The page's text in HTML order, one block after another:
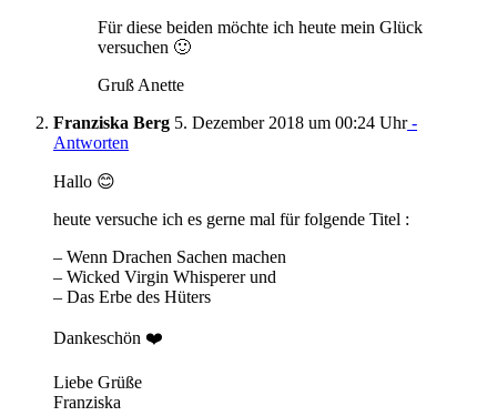
Für diese beiden möchte ich heute mein Glück
versuchen 🙂
Gruß Anette
Franziska Berg 5. Dezember 2018 um 00:24 Uhr-
Antworten
Hallo 😊
heute versuche ich es gerne mal für folgende Titel :
– Wenn Drachen Sachen machen
– Wicked Virgin Whisperer und
– Das Erbe des Hüters
Dankeschön ❤️
Liebe Grüße
Franziska